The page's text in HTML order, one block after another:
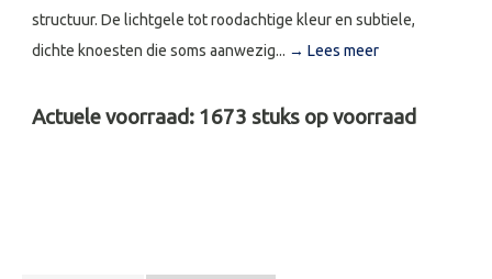
structuur. De lichtgele tot roodachtige kleur en subtiele,
dichte knoesten die soms aanwezig... → Lees meer
Actuele voorraad: 1673 stuks op voorraad